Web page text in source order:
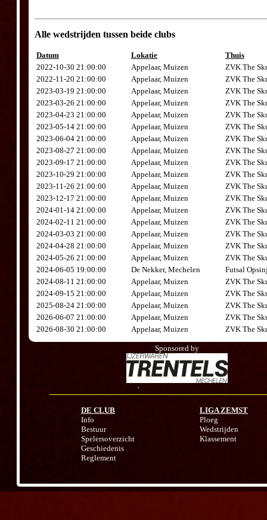
Alle wedstrijden tussen beide clubs
Datum Lokatie
Thuis
2022-10-30 21:00:00
Appelaar, Muizen
ZVK The
2022-11-20 21:00:00
Appelaar, Muizen
ZVK The
2023-03-19 21:00:00
Appelaar, Muizen
ZVK The
2023-03-26 21:00:00
Appelaar, Muizen
ZVK The
2023-04-23 21:00:00
Appelaar, Muizen
ZVK The
2023-05-14 21:00:00
Appelaar, Muizen
ZVK The
2023-06-04 21:00:00
Appelaar, Muizen
ZVK The
2023-08-27 21:00:00
Appelaar, Muizen
ZVK The
2023-09-17 21:00:00
Appelaar, Muizen
ZVK The
2023-10-29 21:00:00
Appelaar, Muizen
ZVK The
2023-11-26 21:00:00
Appelaar, Muizen
ZVK The
2023-12-17 21:00:00
Appelaar, Muizen
ZVK The
2024-01-14 21:00:00
Appelaar, Muizen
ZVK The
2024-02-11 21:00:00
Appelaar, Muizen
ZVK The
2024-03-03 21:00:00
Appelaar, Muizen
ZVK The
2024-04-28 21:00:00
Appelaar, Muizen
ZVK The
2024-05-26 21:00:00
Appelaar, Muizen
ZVK The
2024-06-05 19:00:00
De Nekker, Mechelen
Futsal
2024-08-11 21:00:00
Appelaar, Muizen
ZVK The
2024-09-15 21:00:00
Appelaar, Muizen
ZVK The
2025-08-24 21:00:00
Appelaar, Muizen
ZVK The
2026-06-07 21:00:00
Appelaar, Muizen
ZVK The
2026-08-30 21:00:00
Appelaar, Muizen ZVK The
Sponsored by
DE CLUB
Info
Bestuur
Spelersoverzicht
Geschiedenis
Reglement
LIGA ZEMST
Ploeg
Wedstrijden
Klassement